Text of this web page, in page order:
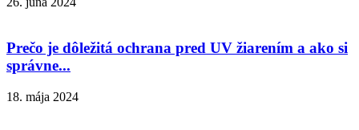
Prečo je dôležitá ochrana pred UV žiarením a ako si
správne...
18. mája 2024